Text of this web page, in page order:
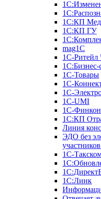
1С:КП
1С:КП ГУ
mag1C
1С-Ритейл
1С:Бизнес-
1С-Товары
1С-
1С-
1C-UMI
1С-
1С:КП
Линия
ЭДО без
1С-
1С:Линк